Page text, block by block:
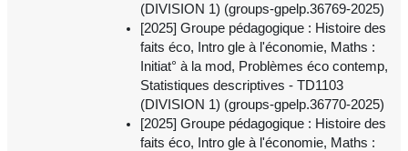
(DIVISION 1) (groups-gpelp.36769-2025)
[2025] Groupe pédagogique : Histoire des
faits éco, Intro gle à l'économie, Maths :
Initiat° à la mod, Problèmes éco contemp,
Statistiques descriptives - TD1103
(DIVISION 1) (groups-gpelp.36770-2025)
[2025] Groupe pédagogique : Histoire des
faits éco, Intro gle à l'économie, Maths :